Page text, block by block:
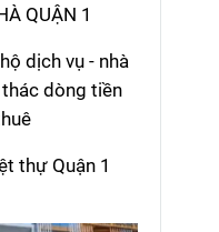
QUẬN 1
dịch vụ - nhà
dòng tiền
thự Quận 1